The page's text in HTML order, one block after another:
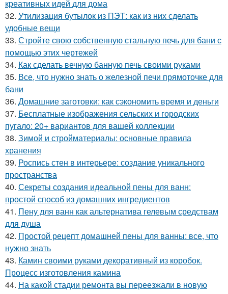
креативных идей для дома
32. Утилизация бутылок из ПЭТ: как из них сделать
удобные вещи
33. Стройте свою собственную стальную печь для бани с
помощью этих чертежей
34. Как сделать вечную банную печь своими руками
35. Все, что нужно знать о железной печи прямоточке для
бани
36. Домашние заготовки: как сэкономить время и деньги
37. Бесплатные изображения сельских и городских
пугало: 20+ вариантов для вашей коллекции
38. Зимой и стройматериалы: основные правила
хранения
39. Роспись стен в интерьере: создание уникального
пространства
40. Секреты создания идеальной пены для ванн:
простой способ из домашних ингредиентов
41. Пену для ванн как альтернатива гелевым средствам
для душа
42. Простой рецепт домашней пены для ванны: все, что
нужно знать
43. Камин своими руками декоративный из коробок.
Процесс изготовления камина
44. На какой стадии ремонта вы переезжали в новую